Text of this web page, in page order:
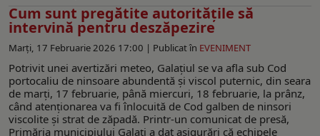
Cum sunt pregătite autorităţile să
intervină pentru deszăpezire
Marți, 17 Februarie 2026 17:00 | Publicat în EVENIMENT
Potrivit unei avertizări meteo, Galaţiul se va afla sub Cod
portocaliu de ninsoare abundentă şi viscol puternic, din seara
de marţi, 17 februarie, până miercuri, 18 februarie, la prânz,
când atenţionarea va fi înlocuită de Cod galben de ninsori
viscolite şi strat de zăpadă. Printr-un comunicat de presă,
Primăria municipiului Galați a dat asigurări că echipele